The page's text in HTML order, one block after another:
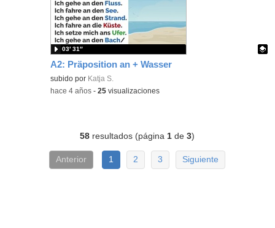
A2: Präposition an + Wasser
Contenido educativo.
subido por Katja S.
03′ 31″
-hace 4 años -25 visualizaciones
58 resultados (página 1 de3)
Anterior 1 2 3 Siguiente